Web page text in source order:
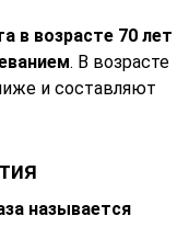
в возрасте 70 лет
. В возрасте
и составляют
называется